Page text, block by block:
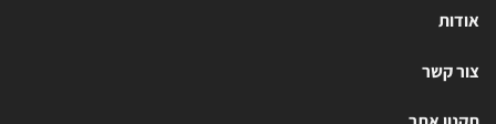
אודות
צור קשר